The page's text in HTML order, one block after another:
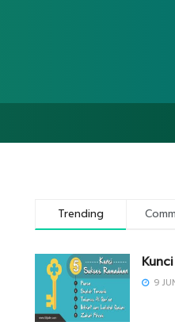
Trending
9